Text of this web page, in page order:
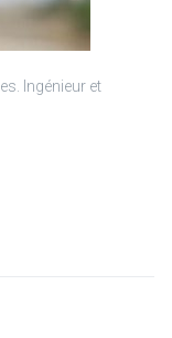
Ingénieur et